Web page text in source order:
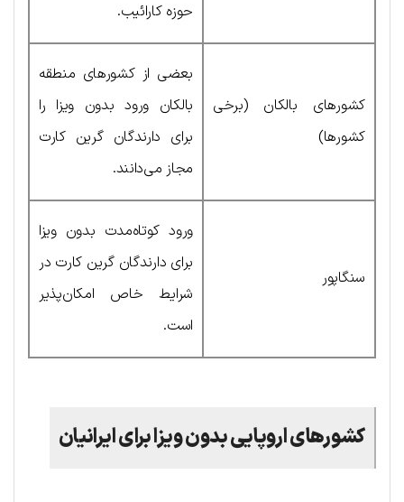
حوزه کارائیب.
کشورهای بالکان (برخی
کشورها)
بعضی از کشورهای منطقه
بالکان ورود بدون ویزا را
برای دارندگان گرین کارت
مجاز می‌دانند.
سنگاپور
ورود کوتاه‌مدت بدون ویزا
برای دارندگان گرین کارت در
شرایط خاص امکان‌پذیر
است.
کشورهای اروپایی بدون ویزا برای ایرانیان